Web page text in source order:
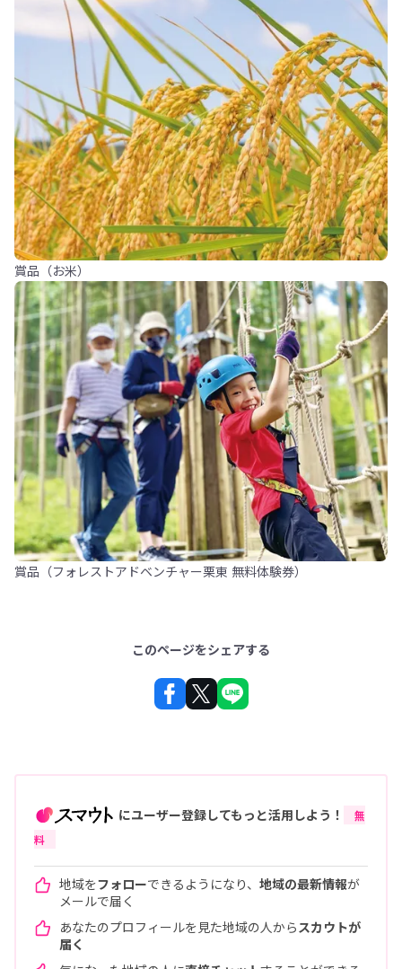
賞品（お米）
賞品（フォレストアドベンチャー栗東 無料体験券）
このページをシェアする
にユーザー登録してもっと活用しよう！
無
料
地域をフォローできるようになり、 地域の最新情報が
メールで届く
あなたのプロフィールを見た地域の人から スカウトが
届く